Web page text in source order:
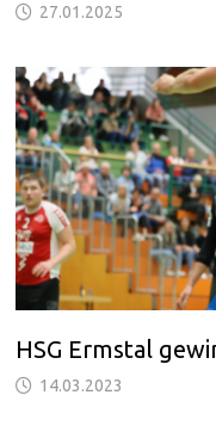
27.01.2025
HSG Ermstal
14.03.2023